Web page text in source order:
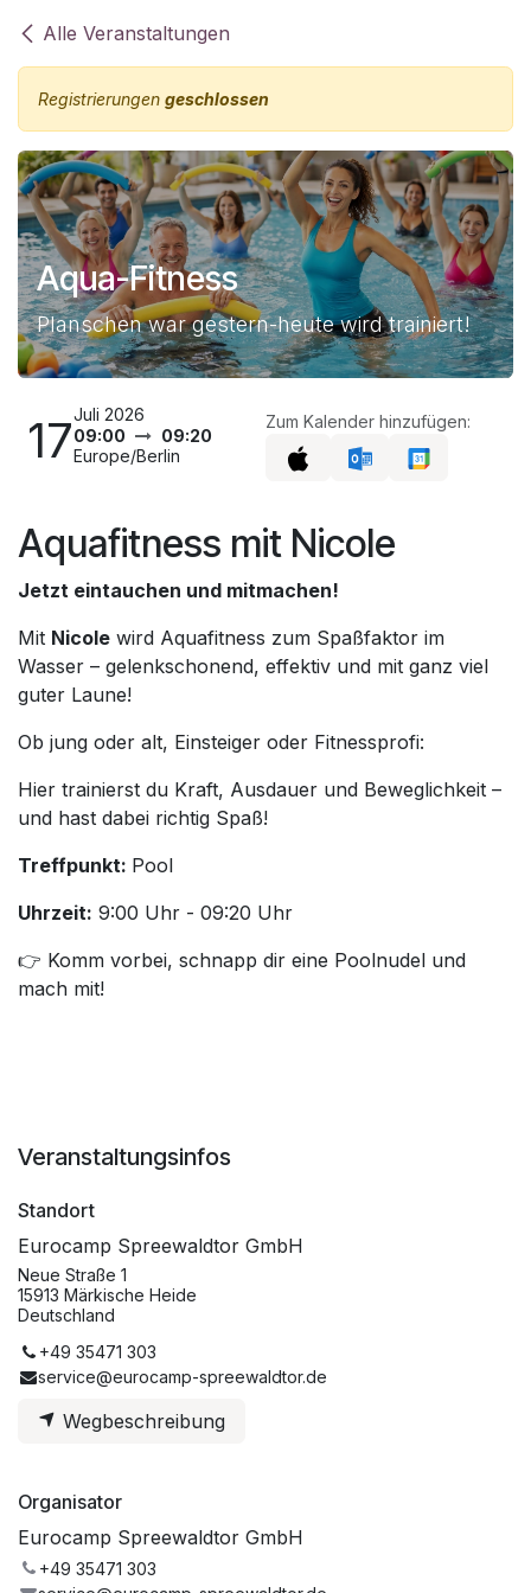
Alle Veranstaltungen
Registrierungen geschlossen
Aqua-Fitness
Planschen war gestern-heute wird trainiert!
17Juli 2026
09:00
09:20
Europe/Berlin
Zum Kalender hinzufügen:
Aquafitness mit Nicole
Jetzt eintauchen und mitmachen!
Mit Nicole wird Aquafitness zum Spaßfaktor im
Wasser – gelenkschonend, effektiv und mit ganz viel
guter Laune!
Ob jung oder alt, Einsteiger oder Fitnessprofi:
Hier trainierst du Kraft, Ausdauer und Beweglichkeit –
und hast dabei richtig Spaß!
Treffpunkt: Pool
Uhrzeit: 9:00 Uhr - 09:20 Uhr
👉 Komm vorbei, schnapp dir eine Poolnudel und
mach mit!
Veranstaltungsinfos
Standort
Eurocamp Spreewaldtor GmbH
Neue Straße 1
15913 Märkische Heide
Deutschland
+49 35471 303
service@eurocamp-spreewaldtor.de
Wegbeschreibung
Organisator
Eurocamp Spreewaldtor GmbH
+49 35471 303